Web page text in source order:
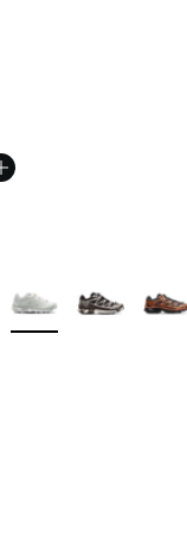
Plus de couleurs